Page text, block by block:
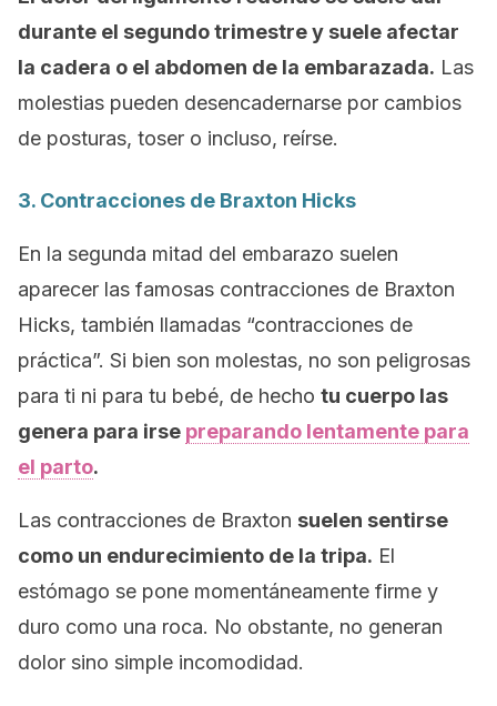
durante el segundo trimestre y suele afectar
la cadera o el abdomen de la embarazada. Las
molestias pueden desencadernarse por cambios
de posturas, toser o incluso, reírse.
3. Contracciones de Braxton Hicks
En la segunda mitad del embarazo suelen
aparecer las famosas contracciones de Braxton
Hicks, también llamadas “contracciones de
práctica”. Si bien son molestas, no son peligrosas
para ti ni para tu bebé, de hecho tu cuerpo las
genera para irse preparando lentamente para
el parto.
Las contracciones de Braxton suelen sentirse
como un endurecimiento de la tripa. El
estómago se pone momentáneamente firme y
duro como una roca. No obstante, no generan
dolor sino simple incomodidad.